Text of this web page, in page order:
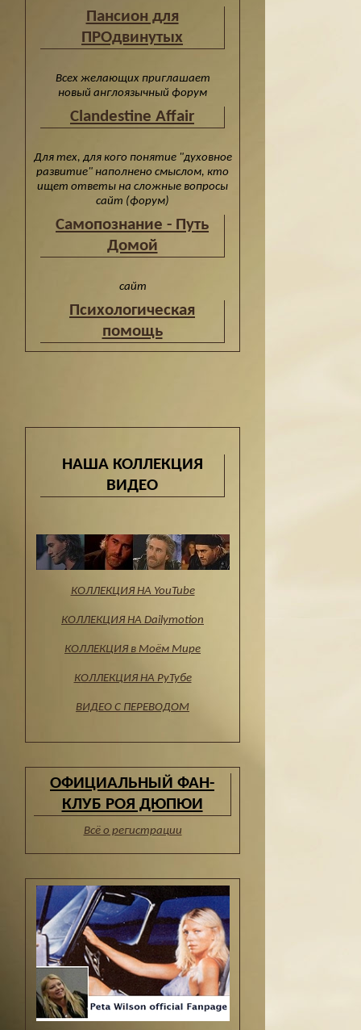
Пансион для
ПРОдвинутых
Всех желающих приглашает
новый англоязычный форум
Clandestine Affair
Для тех, для кого понятие "духовное
развитие" наполнено смыслом, кто
ищет ответы на сложные вопросы
сайт (форум)
Cамопознание - Путь
Домой
сайт
Психологическая
помощь
НАША КОЛЛЕКЦИЯ
ВИДЕО
КОЛЛЕКЦИЯ НА YouTube
КОЛЛЕКЦИЯ НА Dailymotion
КОЛЛЕКЦИЯ в Моём Мире
КОЛЛЕКЦИЯ НА РуТубе
ВИДЕО С ПЕРЕВОДОМ
ОФИЦИАЛЬНЫЙ ФАН-
КЛУБ РОЯ ДЮПЮИ
Всё о регистрации